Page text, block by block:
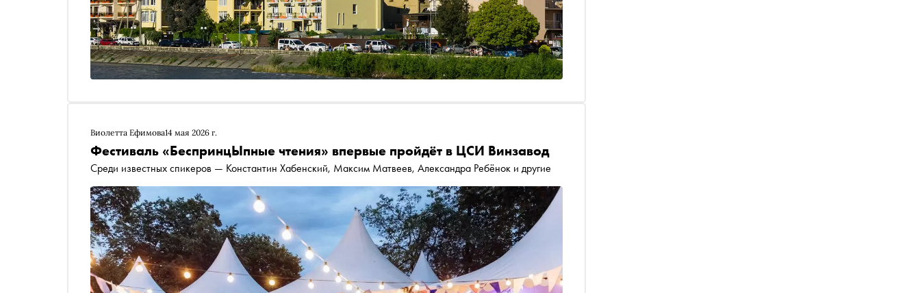
Виолетта Ефимова14 мая 2026 г.
Фестиваль «БеспринцЫпные чтения» впервые пройдёт в ЦСИ Винзавод
Среди известных спикеров — Константин Хабенский, Максим Матвеев, Александра Ребёнок и другие